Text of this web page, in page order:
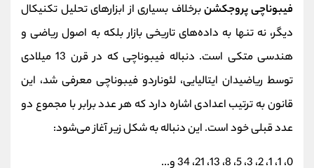
فیبوناچی پروجکشنبرخلاف بسیاری از ابزارهای تحلیل تکنیکال
دیگر، نه تنها به داده‌های تاریخی بازار بلکه به اصول ریاضی و
هندسی متکی است. دنباله فیبوناچی که در قرن 13 میلادی
توسط ریاضیدان ایتالیایی، لئوناردو فیبوناچی معرفی شد، این
قانون به ترتیب اعدادی اشاره دارد که هر عدد برابر با مجموع دو
عدد قبلی خود است. این دنباله به شکل زیر آغاز می‌شود:
0، 1، 1، 2، 3، 5، 8، 13، 21، 34 و...